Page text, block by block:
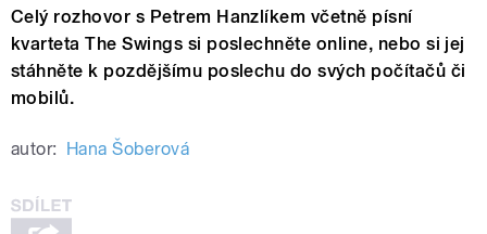
Celý rozhovor s Petrem Hanzlíkem včetně písní
kvarteta The Swings si poslechněte online, nebo si jej
stáhněte k pozdějšímu poslechu do svých počítačů či
mobilů.
autor: Hana Šoberová